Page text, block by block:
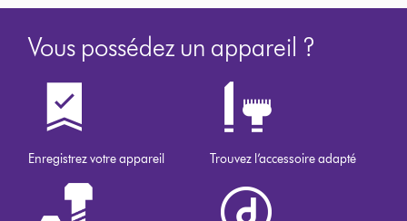
Vous possédez un appareil ?
Enregistrez votre appareil Trouvez l’accessoire adapté